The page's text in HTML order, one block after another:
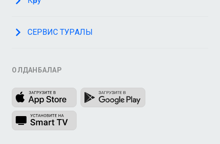
СЕРВИС ТУРАЛЫ
ҚОЛДАНБАЛАР